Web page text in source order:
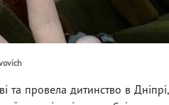
та провела дитинство в Дніпрі,